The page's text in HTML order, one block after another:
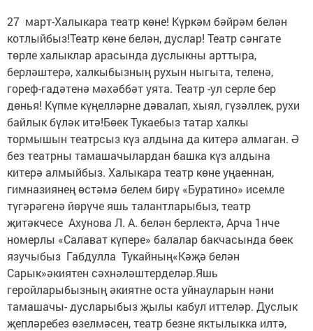
27 март-Халыкара театр көне! Күркәм бәйрәм белән
котлыйбыз!Театр көне белән, дуслар! Театр сәнгате
төрле халыклар арасында дуслыкны арттыра,
берләштерә, халкыбызның рухын ныгыта, теленә,
гореф-гадәтенә мәхәббәт уята. Театр -ул серле бер
дөнья! Күпме күңелләрне дәвалап, хыял, гүзәллек, рухи
байлык бүләк итә!Бөек Тукаебыз татар халкы
тормышын театрсыз күз алдына да китерә алмаган. Ә
без театрны тамашачылардан башка күз алдына
китерә алмыйбыз. Халыкара театр көне уңаеннан,
гимназиянең өстәмә белем бирү «Буратино» исемле
түгәрәгенә йөрүче яшь талантларыбыз, театр
җитәкчесе Ахунова Л. А. белән берлектә, Арча 1нче
номерлы «Салават күпере» балалар бакчасында бөек
язучыбыз Габдулла Тукайның«Кәҗә белән
Сарык»әкиятен сәхнәләштерделәр.Яшь
геройларыбызның әкиятне оста уйнауларын нәни
тамашачы- дусларыбыз җылы кабул иттеләр. Дуслык
җепләребез өзелмәсен, театр безне яктылыкка илтә,